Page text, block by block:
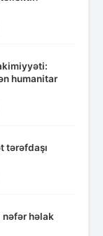
humanitar
tərəfdaşı
nəfər həlak